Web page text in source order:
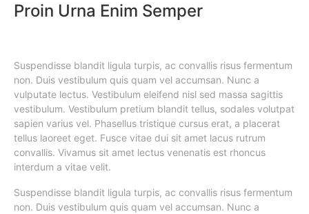
Proin Urna Enim Semper
Suspendisse blandit ligula turpis, ac convallis risus fermentum
non. Duis vestibulum quis quam vel accumsan. Nunc a
vulputate lectus. Vestibulum eleifend nisl sed massa sagittis
vestibulum. Vestibulum pretium blandit tellus, sodales volutpat
sapien varius vel. Phasellus tristique cursus erat, a placerat
tellus laoreet eget. Fusce vitae dui sit amet lacus rutrum
convallis. Vivamus sit amet lectus venenatis est rhoncus
interdum a vitae velit.
Suspendisse blandit ligula turpis, ac convallis risus fermentum
non. Duis vestibulum quis quam vel accumsan. Nunc a